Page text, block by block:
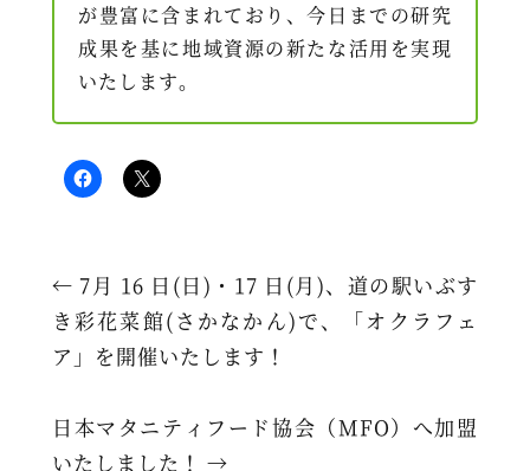
が豊富に含まれており、今日までの研究
成果を基に地域資源の新たな活用を実現
いたします。
← 7月 16 日(日)・17 日(月)、道の駅いぶす
き彩花菜館(さかなかん)で、「オクラフェ
ア」を開催いたします！
日本マタニティフード協会（MFO）へ加盟
いたしました！ →